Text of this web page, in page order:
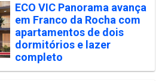
ECO VIC Panorama avança
em Franco da Rocha com
apartamentos de dois
dormitórios e lazer
completo